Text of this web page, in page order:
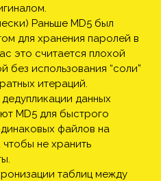
Раньше MD5 был
для хранения паролей в
это считается плохой
без использования “соли”
итераций.
данных
MD5 для быстрого
файлов на
не хранить
таблиц между